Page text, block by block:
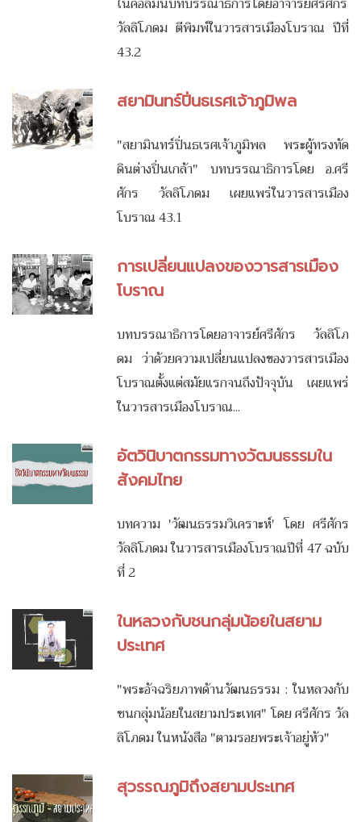
วัลลิโภดม ตีพิมพ์ในวารสารเมืองโบราณ ปีที่
43.2
สยามินทร์ปิ่นธเรศเจ้าภูมิพล
"สยามินทร์ปิ่นธเรศเจ้าภูมิพล พระผู้ทรงทัด
ดินต่างปิ่นเกล้า" บทบรรณาธิการโดย อ.ศรี
ศักร วัลลิโภดม เผยแพร่ในวารสารเมือง
โบราณ 43.1
การเปลี่ยนแปลงของวารสารเมือง
โบราณ
บทบรรณาธิการโดยอาจารย์ศรีศักร วัลลิโภ
ดม ว่าด้วยความเปลี่ยนแปลงของวารสารเมือง
โบราณตั้งแต่สมัยแรกจนถึงปัจจุบัน เผยแพร่
ในวารสารเมืองโบราณ...
อัตวินิบาตกรรมทางวัฒนธรรมใน
สังคมไทย
บทความ 'วัฒนธรรมวิเคราะห์' โดย ศรีศักร
วัลลิโภดม ในวารสารเมืองโบราณปีที่ 47 ฉบับ
ที่ 2
ในหลวงกับชนกลุ่มน้อยในสยาม
ประเทศ
"พระอัจฉริยภาพด้านวัฒนธรรม : ในหลวงกับ
ชนกลุ่มน้อยในสยามประเทศ" โดย ศรีศักร วัล
ลิโภดม ในหนังสือ "ตามรอยพระเจ้าอยู่หัว"
สุวรรณภูมิถึงสยามประเทศ